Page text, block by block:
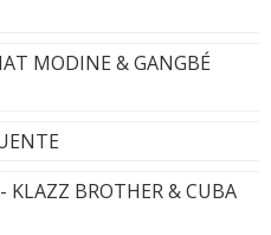
MODINE & GANGBÉ
BROTHER & CUBA